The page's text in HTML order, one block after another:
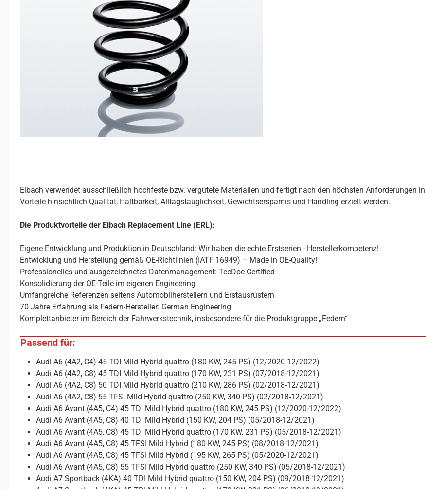
Eibach verwendet ausschließlich hochfeste bzw. vergütete Materialien und fertigt nach den höchsten Anforderungen
Vorteile hinsichtlich Qualität, Haltbarkeit, Alltagstauglichkeit, Gewichtsersparnis und Handling erzielt werden.
Die Produktvorteile der Eibach Replacement Line (ERL):
Eigene Entwicklung und Produktion in Deutschland: Wir haben die echte Erstserien - Herstellerkompetenz!
Entwicklung und Herstellung gemäß OE-Richtlinien (IATF 16949) – Made in OE-Quality!
Professionelles und ausgezeichnetes Datenmanagement: TecDoc Certified
Konsolidierung der OE-Teile im eigenen Engineering
Umfangreiche Referenzen seitens Automobilherstellern und Erstausrüstern
70 Jahre Erfahrung als Federn-Hersteller: German Engineering
Komplettanbieter im Bereich der Fahrwerkstechnik, insbesondere für die Produktgruppe „Federn“
Passend für:
Audi A6 (4A2, C4) 45 TDI Mild Hybrid quattro (180 KW, 245 PS) (12/2020-12/2022)
Audi A6 (4A2, C8) 45 TDI Mild Hybrid quattro (170 KW, 231 PS) (07/2018-12/2021)
Audi A6 (4A2, C8) 50 TDI Mild Hybrid quattro (210 KW, 286 PS) (02/2018-12/2021)
Audi A6 (4A2, C8) 55 TFSI Mild Hybrid quattro (250 KW, 340 PS) (02/2018-12/2021)
Audi A6 Avant (4A5, C4) 45 TDI Mild Hybrid quattro (180 KW, 245 PS) (12/2020-12/2022)
Audi A6 Avant (4A5, C8) 40 TDI Mild Hybrid (150 KW, 204 PS) (05/2018-12/2021)
Audi A6 Avant (4A5, C8) 45 TDI Mild Hybrid quattro (170 KW, 231 PS) (05/2018-12/2021)
Audi A6 Avant (4A5, C8) 45 TFSI Mild Hybrid (180 KW, 245 PS) (08/2018-12/2021)
Audi A6 Avant (4A5, C8) 45 TFSI Mild Hybrid (195 KW, 265 PS) (05/2020-12/2021)
Audi A6 Avant (4A5, C8) 55 TFSI Mild Hybrid quattro (250 KW, 340 PS) (05/2018-12/2021)
Audi A7 Sportback (4KA) 40 TDI Mild Hybrid quattro (150 KW, 204 PS) (09/2018-12/2021)